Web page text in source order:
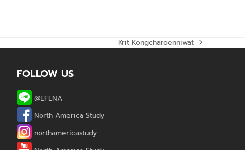
next
Krit Kongcharoenniwat
FOLLOW US
@EFLNA
North America Study
northamericastudy